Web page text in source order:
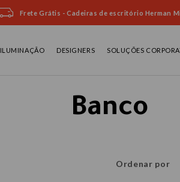
Frete Grátis - Cadeiras de escritório Herman
ILUMINAÇÃO DESIGNERS SOLUÇÕES
Banco
Ordenar por